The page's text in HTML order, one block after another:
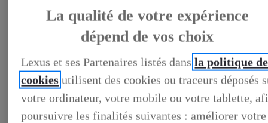
DECOUVREZ LES VOITURES D'OCCASION
LABELLISEES LEXUS PREFERENCE
LEXUS PRÉFÉRENCE, DECOUVREZ LES VOITURES
D'OCCASION LABELLISEES LEXUS PREFERENCE
BUSINESS
LES AVANTAGES LEXUS BUSINESS
La qualité de votre expérience
dépend de vos choix
Lexus et ses Partenaires listés dansla politique
cookies utilisent des cookies ou traceurs déposés
votre ordinateur, votre mobile ou votre tablette,
poursuivre les finalités suivantes : améliorer votre